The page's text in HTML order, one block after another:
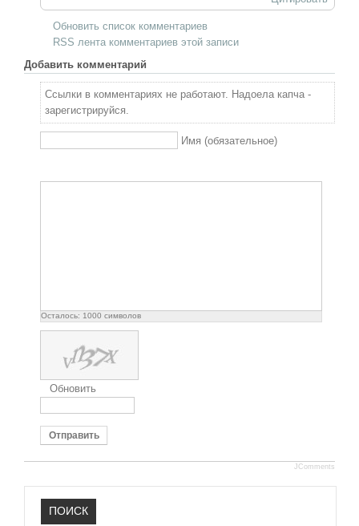
Обновить список комментариев
RSS лента комментариев этой записи
Добавить комментарий
Ссылки в комментариях не работают. Надоела капча -
зарегистрируйся.
Имя (обязательное)
Осталось: 1000 символов
Обновить
Отправить
JComments
ПОИСК